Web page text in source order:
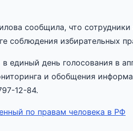
сообщила, что
соблюдения избирательных
единый день голосования в
и обобщения
12-84.
по правам человека в РФ